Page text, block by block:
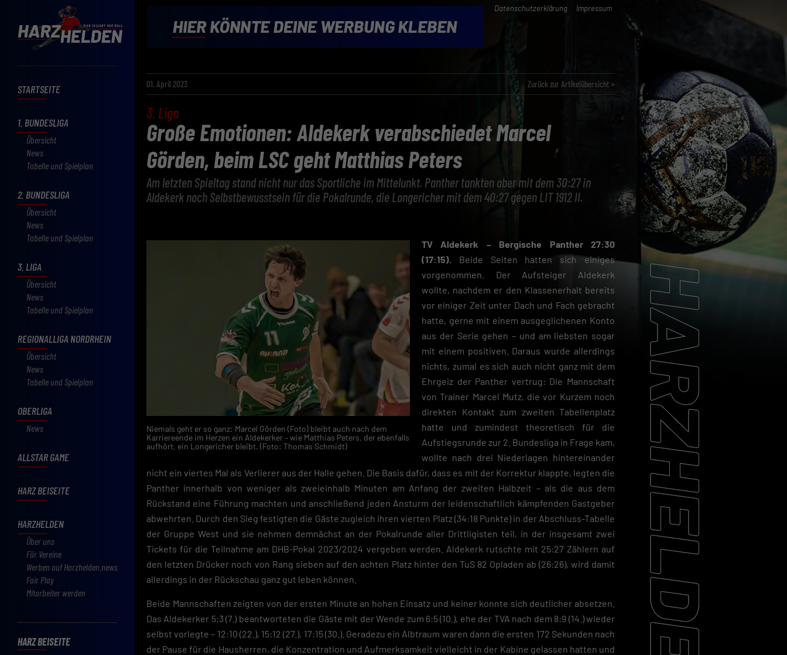
STARTSEITE
1. BUNDESLIGA
Übersicht
News
Tabelle und Spielplan
2. BUNDESLIGA
Übersicht
News
Tabelle und Spielplan
3. LIGA
Übersicht
News
Tabelle und Spielplan
REGIONALLIGA NORDRHEIN
Übersicht
News
Tabelle und Spielplan
OBERLIGA
News
ALLSTAR GAME
HARZ BEISEITE
HARZHELDEN
Über uns
Für Vereine
Werben auf Harzhelden.news
Fair Play
Mitarbeiter werden
HARZ BEISEITE
Datenschutzerklärung Impressum
01. April 2023 Zurück zur Artikelübersicht »
3. Liga
Große Emotionen: Aldekerk verabschiedet Marcel
Görden, beim LSC geht Matthias Peters
Am letzten Spieltag stand nicht nur das Sportliche im Mittelunkt. Panther tankten aber mit dem 30:27 in
Aldekerk noch Selbstbewusstsein für die Pokalrunde, die Longericher mit dem 40:27 gegen LIT 1912 II.
Niemals geht er so ganz: Marcel Görden (Foto) bleibt auch nach dem
Karriereende im Herzen ein Aldekerker – wie Matthias Peters, der ebenfalls
aufhört, ein Longericher bleibt. (Foto: Thomas Schmidt)
TV Aldekerk – Bergische Panther 27:30
(17:15). Beide Seiten hatten sich einiges
vorgenommen. Der Aufsteiger Aldekerk
wollte, nachdem er den Klassenerhalt bereits
vor einiger Zeit unter Dach und Fach gebracht
hatte, gerne mit einem ausgeglichenen Konto
aus der Serie gehen – und am liebsten sogar
mit einem positiven. Daraus wurde allerdings
nichts, zumal es sich auch nicht ganz mit dem
Ehrgeiz der Panther vertrug: Die Mannschaft
von Trainer Marcel Mutz, die vor Kurzem noch
direkten Kontakt zum zweiten Tabellenplatz
hatte und zumindest theoretisch für die
Aufstiegsrunde zur 2. Bundesliga in Frage kam,
wollte nach drei Niederlagen hintereinander
nicht ein viertes Mal als Verlierer aus der Halle gehen. Die Basis dafür, dass es mit der Korrektur klappte, legten die
Panther innerhalb von weniger als zweieinhalb Minuten am Anfang der zweiten Halbzeit – als die aus dem
Rückstand eine Führung machten und anschließend jeden Ansturm der leidenschaftlich kämpfenden Gastgeber
abwehrten. Durch den Sieg festigten die Gäste zugleich ihren vierten Platz (34:18 Punkte) in der Abschluss-Tabelle
der Gruppe West und sie nehmen demnächst an der Pokalrunde aller Drittligisten teil, in der insgesamt zwei
Tickets für die Teilnahme am DHB-Pokal 2023/2024 vergeben werden. Aldekerk rutschte mit 25:27 Zählern auf
den letzten Drücker noch von Rang sieben auf den achten Platz hinter den TuS 82 Opladen ab (26:26), wird damit
allerdings in der Rückschau ganz gut leben können.
Beide Mannschaften zeigten von der ersten Minute an hohen Einsatz und keiner konnte sich deutlicher absetzen.
Das Aldekerker 5:3 (7.) beantworteten die Gäste mit der Wende zum 6:5 (10.), ehe der TVA nach dem 8:9 (14.) wieder
selbst vorlegte – 12:10 (22.), 15:12 (27.), 17:15 (30.). Geradezu ein Albtraum waren dann die ersten 172 Sekunden nach
der Pause für die Hausherren, die Konzentration und Aufmerksamkeit vielleicht in der Kabine gelassen hatten und